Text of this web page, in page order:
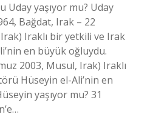
Uday yaşıyor mu? Uday
Bağdat, Irak – 22
Iraklı bir yetkili ve Irak
en büyük oğluydu.
2003, Musul, Irak) Iraklı
Hüseyin el-Ali’nin en
yaşıyor mu? 31